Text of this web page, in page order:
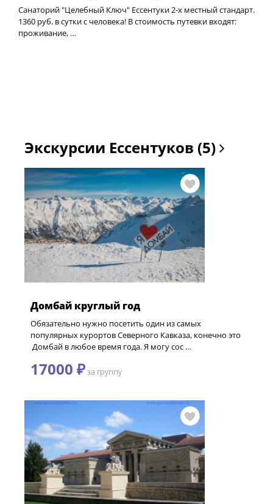
Санаторий "Целебный Ключ" Ессентуки 2-х местный стандарт.
1360 руб. в сутки с человека! В стоимость путевки входят:
проживание, …
Экскурсии Ессентуков (5)
Домбай круглый год
Обязательно нужно посетить один из самых
популярных курортов Северного Кавказа, конечно это
Домбай в любое время года. Я могу сос …
17000 ₽за группу